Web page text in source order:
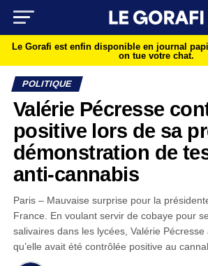
Le Gorafi est enfin disponible en journal
on tue votre chat.
POLITIQUE
Valérie Pécresse
positive lors de sa
démonstration de
anti-cannabis
Paris – Mauvaise surprise pour la
France. En voulant servir de cobaye pour
salivaires dans les lycées, Valérie
qu’elle avait été contrôlée positive au